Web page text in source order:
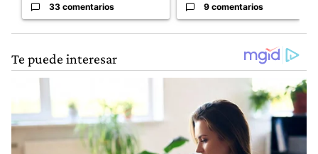
33 comentarios 9 comentarios